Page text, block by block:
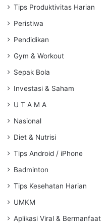
Tips Produktivitas Harian
Peristiwa
Pendidikan
Gym & Workout
Sepak Bola
Investasi & Saham
U T A M A
Nasional
Diet & Nutrisi
Tips Android / iPhone
Badminton
Tips Kesehatan Harian
UMKM
Aplikasi Viral & Bermanfaat